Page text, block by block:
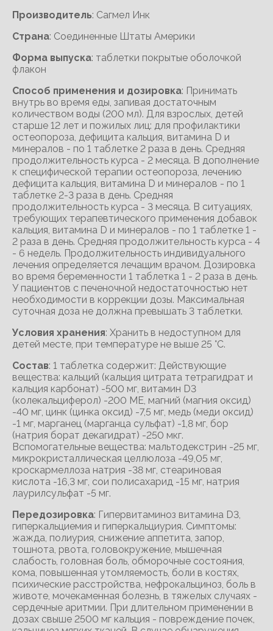
Производитель: Сагмел Инк
Cтрана: Соединенные Штаты Америки
Форма выпуска: таблетки покрытые оболочкой
флакон
Способ применения и дозировка: Принимать
внутрь во время еды, запивая достаточным
количеством воды (200 мл). Для взрослых, детей
старше 12 лет и пожилых лиц: для профилактики
остеопороза, дефицита кальция, витамина D и
минералов - по 1 таблетке 2 раза в день. Средняя
продолжительность курса - 2 месяца. В дополнение
к специфической терапии остеопороза, лечению
дефицита кальция, витамина D и минералов - по 1
таблетке 2-3 раза в день. Средняя
продолжительность курса - 3 месяца. В ситуациях,
требующих терапевтического применения добавок
кальция, витамина D и минералов - по 1 таблетке 1 -
2 раза в день. Средняя продолжительность курса - 4
- 6 недель. Продолжительность индивидуального
лечения определяется лечащим врачом. Дозировка
во время беременности 1 таблетка 1 - 2 раза в день.
У пациентов с печеночной недостаточностью нет
необходимости в коррекции дозы. Максимальная
суточная доза не должна превышать 3 таблетки.
Условия хранения: Хранить в недоступном для
детей месте, при температуре не выше 25 °С.
Состав: 1 таблетка содержит: Действующие
вещества: кальций (кальция цитрата тетрагидрат и
кальция карбонат) -500 мг, витамин D3
(колекальциферол) -200 МЕ, магний (магния оксид)
-40 мг, цинк (цинка оксид) -7,5 мг, медь (меди оксид)
-1 мг, марганец (марганца сульфат) -1,8 мг, бор
(натрия борат декагидрат) -250 мкг.
Вспомогательные вещества: мальтодекстрин -25 мг,
микрокристаллическая целлюлоза -49,05 мг,
кроскармеллоза натрия -38 мг, стеариновая
кислота -16,3 мг, сои полисахарид -15 мг, натрия
лаурилсульфат -5 мг.
Передозировка: Гипервитаминоз витамина D3,
гиперкальциемия и гиперкальциурия. Симптомы:
жажда, полиурия, снижение аппетита, запор,
тошнота, рвота, головокружение, мышечная
слабость, головная боль, обморочные состояния,
кома, повышенная утомляемость, боли в костях,
психические расстройства, нефрокальциноз, боль в
животе, мочекаменная болезнь, в тяжелых случаях -
сердечные аритмии. При длительном применении в
дозах свыше 2500 мг кальция - повреждение почек,